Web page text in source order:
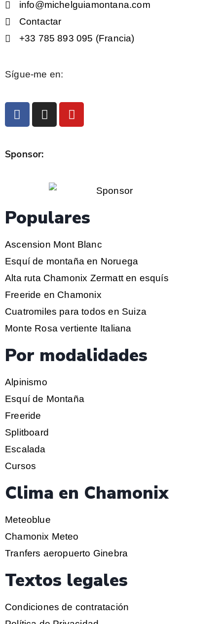
info@michelguiamontana.com
Contactar
+33 785 893 095 (Francia)
Sígue-me en:
Sponsor:
Populares
Ascension Mont Blanc
Esquí de montaña en Noruega
Alta ruta Chamonix Zermatt en esquís
Freeride en Chamonix
Cuatromiles para todos en Suiza
Monte Rosa vertiente Italiana
Por modalidades
Alpinismo
Esquí de Montaña
Freeride
Splitboard
Escalada
Cursos
Clima en Chamonix
Meteoblue
Chamonix Meteo
Tranfers aeropuerto Ginebra
Textos legales
Condiciones de contratación